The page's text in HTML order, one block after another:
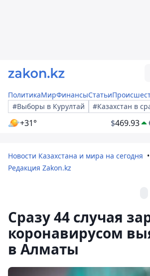
ПолитикаМирФинансыСтатьи
#Выборы в Курултай
#Казахстан в
+31° $469.93
Новости Казахстана и мира на сегодня
Редакция Zakon.kz
Сразу 44 случая
коронавирусом
в Алматы